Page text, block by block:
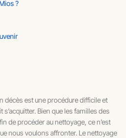
?
décès est une procédure difficile et
Bien que les familles des
de procéder au nettoyage, ce n’est
nous voulons affronter. Le nettoyage